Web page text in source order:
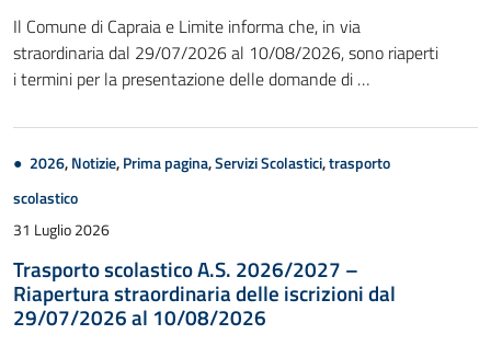
Il Comune di Capraia e Limite informa che, in via
straordinaria dal 29/07/2026 al 10/08/2026, sono riaperti
i termini per la presentazione delle domande di …
2026,Notizie,Prima pagina,Servizi Scolastici,trasporto
scolastico
31 Luglio 2026
Trasporto scolastico A.S. 2026/2027 –
Riapertura straordinaria delle iscrizioni dal
29/07/2026 al 10/08/2026